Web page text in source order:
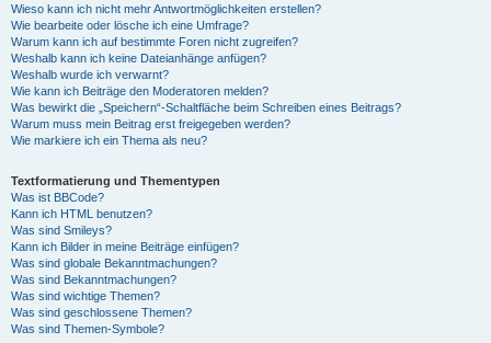
Wieso kann ich nicht mehr Antwortmöglichkeiten erstellen?
Wie bearbeite oder lösche ich eine Umfrage?
Warum kann ich auf bestimmte Foren nicht zugreifen?
Weshalb kann ich keine Dateianhänge anfügen?
Weshalb wurde ich verwarnt?
Wie kann ich Beiträge den Moderatoren melden?
Was bewirkt die „Speichern“-Schaltfläche beim Schreiben eines Beitrags?
Warum muss mein Beitrag erst freigegeben werden?
Wie markiere ich ein Thema als neu?
Textformatierung und Thementypen
Was ist BBCode?
Kann ich HTML benutzen?
Was sind Smileys?
Kann ich Bilder in meine Beiträge einfügen?
Was sind globale Bekanntmachungen?
Was sind Bekanntmachungen?
Was sind wichtige Themen?
Was sind geschlossene Themen?
Was sind Themen-Symbole?